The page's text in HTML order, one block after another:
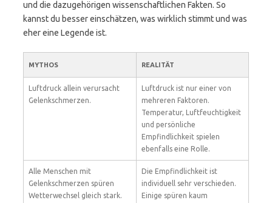
und die dazugehörigen wissenschaftlichen Fakten. So
kannst du besser einschätzen, was wirklich stimmt und was
eher eine Legende ist.
MYTHOS REALITÄT
Luftdruck allein verursacht
Gelenkschmerzen.
Luftdruck ist nur einer von
mehreren Faktoren.
Temperatur, Luftfeuchtigkeit
und persönliche
Empfindlichkeit spielen
ebenfalls eine Rolle.
Alle Menschen mit
Gelenkschmerzen spüren
Wetterwechsel gleich stark.
Die Empfindlichkeit ist
individuell sehr verschieden.
Einige spüren kaum